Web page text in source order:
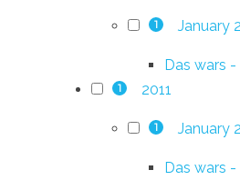
1 January
Das wars -
1 2011
1 January
Das wars